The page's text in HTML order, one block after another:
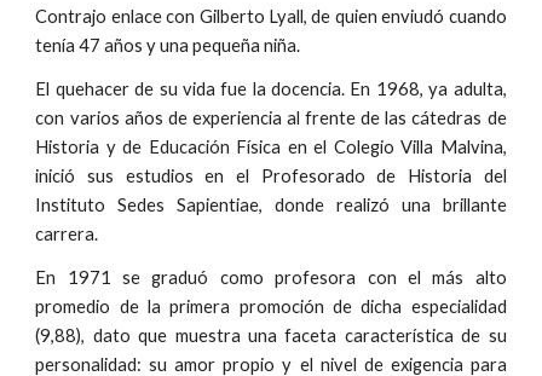
Contrajo enlace con Gilberto Lyall, de quien enviudó cuando
tenía 47 años y una pequeña niña.
El quehacer de su vida fue la docencia. En 1968, ya adulta,
con varios años de experiencia al frente de las cátedras de
Historia y de Educación Física en el Colegio Villa Malvina,
inició sus estudios en el Profesorado de Historia del
Instituto Sedes Sapientiae, donde realizó una brillante
carrera.
En 1971 se graduó como profesora con el más alto
promedio de la primera promoción de dicha especialidad
(9,88), dato que muestra una faceta característica de su
personalidad: su amor propio y el nivel de exigencia para